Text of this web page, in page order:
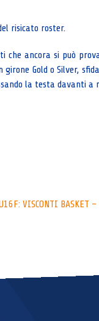
risicato roster.
che ancora si può
Gold o Silver,
la testa davanti a
VISCONTI BASKET –